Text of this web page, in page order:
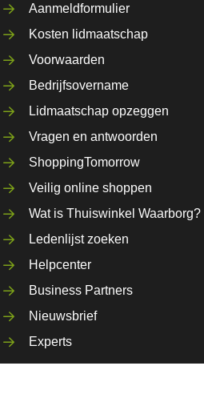
Aanmeldformulier
Kosten lidmaatschap
Voorwaarden
Bedrijfsovername
Lidmaatschap opzeggen
Vragen en antwoorden
ShoppingTomorrow
Veilig online shoppen
Wat is Thuiswinkel Waarborg?
Ledenlijst zoeken
Helpcenter
Business Partners
Nieuwsbrief
Experts